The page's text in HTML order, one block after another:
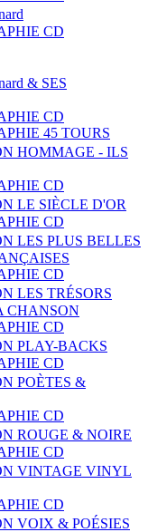
CD
& SES
CD
45 TOURS
HOMMAGE - ILS
CD
LE SIÈCLE D'OR
CD
LES PLUS BELLES
CD
LES TRÉSORS
CHANSON
CD
PLAY-BACKS
CD
POÈTES &
CD
ROUGE & NOIRE
CD
VINTAGE VINYL
CD
VOIX & POÉSIES